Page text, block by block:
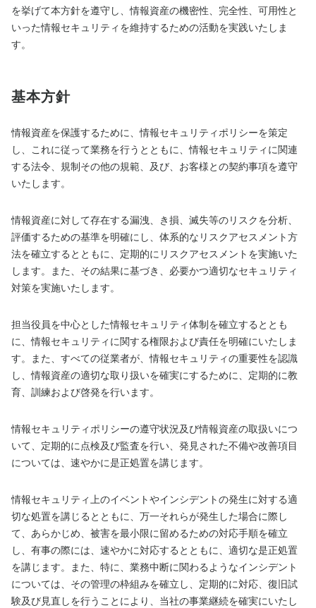
を挙げて本方針を遵守し、情報資産の機密性、完全性、可用性と
いった情報セキュリティを維持するための活動を実践いたしま
す。
基本方針
情報資産を保護するために、情報セキュリティポリシーを策定
し、これに従って業務を行うとともに、情報セキュリティに関連
する法令、規制その他の規範、及び、お客様との契約事項を遵守
いたします。
情報資産に対して存在する漏洩、き損、滅失等のリスクを分析、
評価するための基準を明確にし、体系的なリスクアセスメント方
法を確立するとともに、定期的にリスクアセスメントを実施いた
します。また、その結果に基づき、必要かつ適切なセキュリティ
対策を実施いたします。
担当役員を中心とした情報セキュリティ体制を確立するととも
に、情報セキュリティに関する権限および責任を明確にいたしま
す。また、すべての従業者が、情報セキュリティの重要性を認識
し、情報資産の適切な取り扱いを確実にするために、定期的に教
育、訓練および啓発を行います。
情報セキュリティポリシーの遵守状況及び情報資産の取扱いにつ
いて、定期的に点検及び監査を行い、発見された不備や改善項目
については、速やかに是正処置を講じます。
情報セキュリティ上のイベントやインシデントの発生に対する適
切な処置を講じるとともに、万一それらが発生した場合に際し
て、あらかじめ、被害を最小限に留めるための対応手順を確立
し、有事の際には、速やかに対応するとともに、適切な是正処置
を講じます。また、特に、業務中断に関わるようなインシデント
については、その管理の枠組みを確立し、定期的に対応、復旧試
験及び見直しを行うことにより、当社の事業継続を確実にいたし